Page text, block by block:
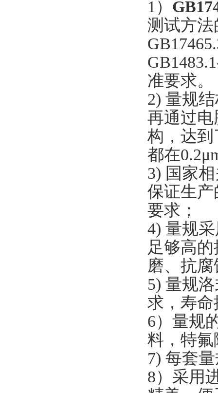
1）
测试方法
准要求。
2) 量规
再通过
构，达
都在
3) 国家
保证生
要求；
4) 量规
足够高
磨、抗
5) 量规
求，寿命
6）量规
料，特
7) 每套
8）采用